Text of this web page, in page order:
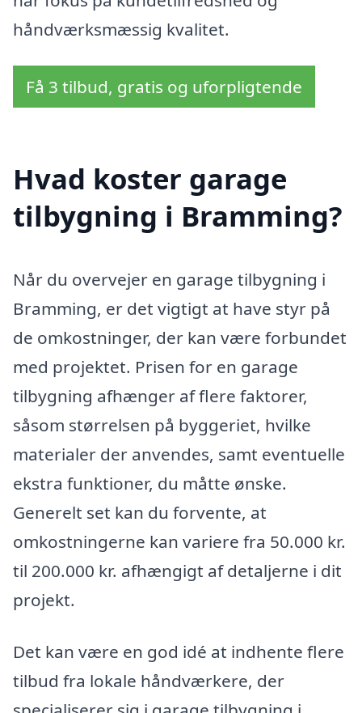
håndværksmæssig kvalitet.
Få 3 tilbud, gratis og uforpligtende
Hvad koster garage
tilbygning i Bramming?
Når du overvejer en garage tilbygning i
Bramming, er det vigtigt at have styr på
de omkostninger, der kan være forbundet
med projektet. Prisen for en garage
tilbygning afhænger af flere faktorer,
såsom størrelsen på byggeriet, hvilke
materialer der anvendes, samt eventuelle
ekstra funktioner, du måtte ønske.
Generelt set kan du forvente, at
omkostningerne kan variere fra 50.000 kr.
til 200.000 kr. afhængigt af detaljerne i dit
projekt.
Det kan være en god idé at indhente flere
tilbud fra lokale håndværkere, der